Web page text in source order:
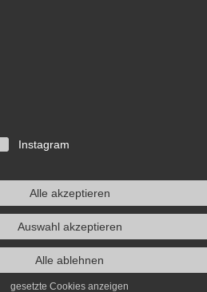
Instagram
Alle akzeptieren
Auswahl akzeptieren
Alle ablehnen
gesetzte Cookies anzeigen